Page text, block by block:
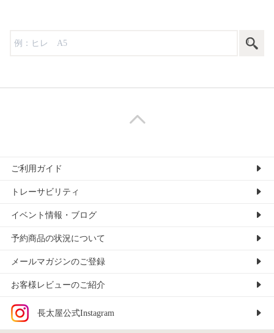
ご利用ガイド
トレーサビリティ
イベント情報・ブログ
予約商品の状況について
メールマガジンのご登録
お客様レビューのご紹介
長太屋公式Instagram